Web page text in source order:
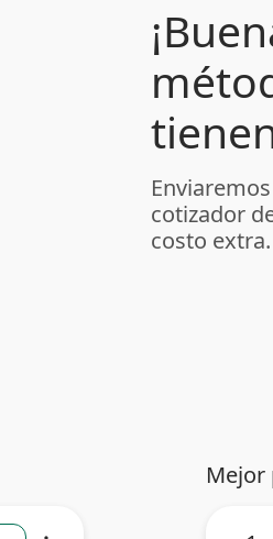
cotizador
costo extra.
Mejor